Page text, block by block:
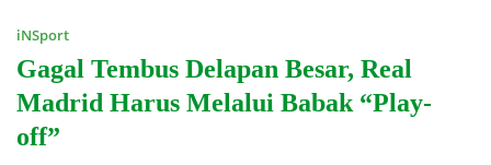
iNSport
Gagal Tembus Delapan Besar, Real
Madrid Harus Melalui Babak “Play-
off”